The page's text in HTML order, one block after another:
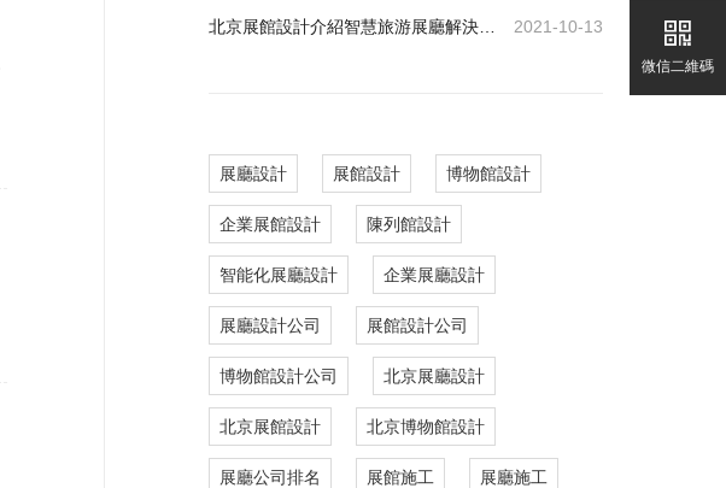
北京展館設計介紹智慧旅游展廳解決方案 2021-10-13
展廳設計 展館設計 博物館設計
企業展館設計 陳列館設計
智能化展廳設計 企業展廳設計
展廳設計公司 展館設計公司
博物館設計公司 北京展廳設計
北京展館設計 北京博物館設計
展廳公司排名 展館施工 展廳施工
微信二維碼